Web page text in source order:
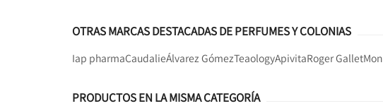
OTRAS MARCAS DESTACADAS DE PERFUMES Y COLONIAS
Iap pharmaCaudalieÁlvarez GómezTeaologyApivitaRoger GalletMon
PRODUCTOS EN LA MISMA CATEGORÍA